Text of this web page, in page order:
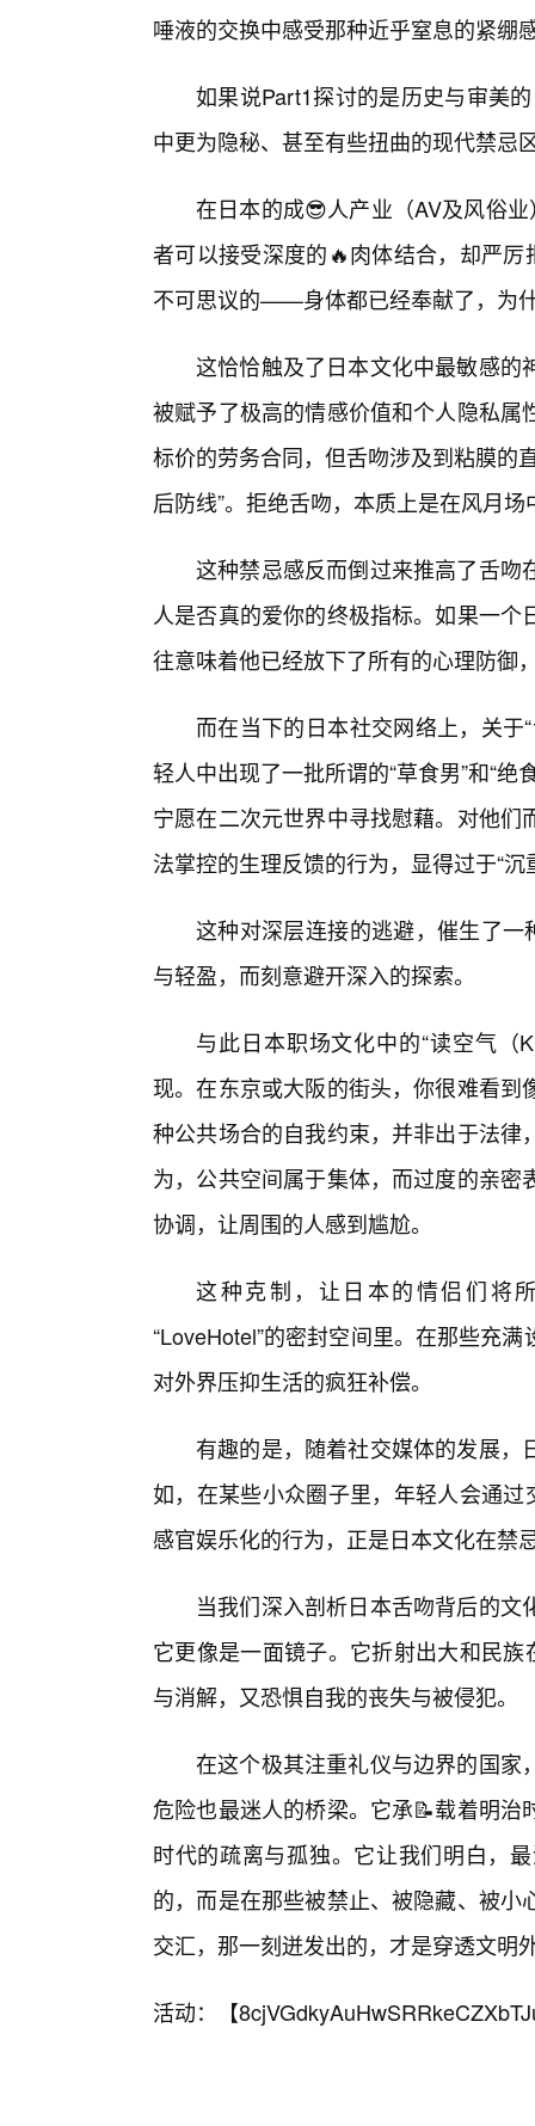
唾液的交换中感受那种近乎窒息的紧绷
如果说Part1探讨的是历史与审美
中更为隐秘、甚至有些扭曲的现代禁忌
在日本的成😎人产业（AV及风俗
者可以接受深度的🔥肉体结合，却严
不可思议的——身体都已经奉献了，为
这恰恰触及了日本文化中最敏感的
被赋予了极高的情感价值和个人隐私
标价的劳务合同，但舌吻涉及到粘膜的
后防线”。拒绝舌吻，本质上是在风月
这种禁忌感反而倒过来推高了舌
人是否真的爱你的终极指标。如果一
往意味着他已经放下了所有的心理防御
而在当下的日本社交网络上，关于
轻人中出现了一批所谓的“草食男”和“
宁愿在二次元世界中寻找慰藉。对他
法掌控的生理反馈的行为，显得过于“沉
这种对深层连接的逃避，催生了一
与轻盈，而刻意避开深入的探索。
与此日本职场文化中的“读空气（
现。在东京或大阪的街头，你很难看
种公共场合的自我约束，并非出于法
为，公共空间属于集体，而过度的亲
协调，让周围的人感到尴尬。
这种克制，让日本的情侣们将
“LoveHotel”的密封空间里。在那些充
对外界压抑生活的疯狂补偿。
有趣的是，随着社交媒体的发展
如，在某些小众圈子里，年轻人会通
感官娱乐化的行为，正是日本文化在禁
当我们深入剖析日本舌吻背后的
它更像是一面镜子。它折射出大和民
与消解，又恐惧自我的丧失与被侵犯。
在这个极其注重礼仪与边界的国家
危险也最迷人的桥梁。它承📝载着明
时代的疏离与孤独。它让我们明白，
的，而是在那些被禁止、被隐藏、被
交汇，那一刻迸发出的，才是穿透文明
活动：【